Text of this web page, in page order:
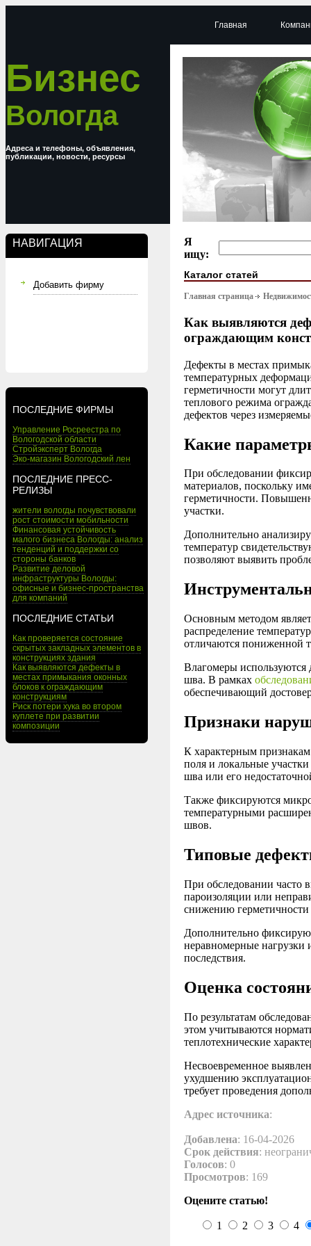
Бизнес
Вологда
Адреса и телефоны, объявления,
публикации, новости, ресурсы
НАВИГАЦИЯ
Добавить фирму
ПОСЛЕДНИЕ ФИРМЫ
Управление Росреестра по
Вологодской области
Стройэксперт Вологда
Эко-магазин Вологодский лен
ПОСЛЕДНИЕ ПРЕСС-
РЕЛИЗЫ
жители вологды почувствовали
рост стоимости мобильности
Финансовая устойчивость
малого бизнеса Вологды: анализ
тенденций и поддержки со
стороны банков
Развитие деловой
инфраструктуры Вологды:
офисные и бизнес-пространства
для компаний
ПОСЛЕДНИЕ СТАТЬИ
Как проверяется состояние
скрытых закладных элементов в
конструкциях здания
Как выявляются дефекты в
местах примыкания оконных
блоков к ограждающим
конструкциям
Риск потери хука во втором
куплете при развитии
композиции
Главная
Я
ищу:
Каталог статей
Главная страница
Как выявляются
ограждающим
Дефекты в местах
температурных
герметичности могут
теплового режима
дефектов через
Какие
При обследовании
материалов, поскольку
герметичности.
участки.
Дополнительно
температур
позволяют выявить
Основным методом
распределение
отличаются пониженной
Влагомеры используются
шва. В рамках
обеспечивающий
Признаки
К характерным
поля и локальные
шва или его
Также фиксируются
температурными
швов.
Типовые
При обследовании часто
пароизоляции или
снижению герметичности
Дополнительно
неравномерные нагрузки
последствия.
Оценка
По результатам
этом учитываются
теплотехнические
Несвоевременное
ухудшению
требует проведения
Адрес источника:
Добавлена: 16-04-2026
Срок действия:
Голосов: 0
Просмотров: 169
Оцените статью!
1 2 3 4